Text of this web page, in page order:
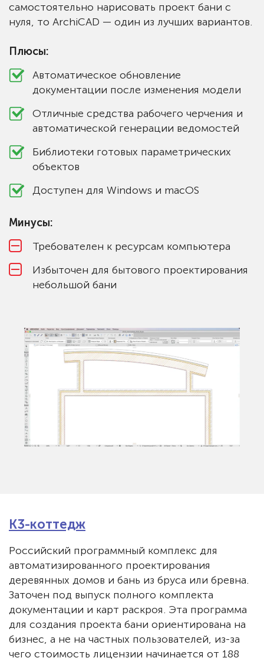
самостоятельно нарисовать проект бани с
нуля, то ArchiCAD — один из лучших вариантов.
Плюсы:
Автоматическое обновление
документации после изменения модели
Отличные средства рабочего черчения и
автоматической генерации ведомостей
Библиотеки готовых параметрических
объектов
Доступен для Windows и macOS
Минусы:
Требователен к ресурсам компьютера
Избыточен для бытового проектирования
небольшой бани
К3-коттедж
Российский программный комплекс для
автоматизированного проектирования
деревянных домов и бань из бруса или бревна.
Заточен под выпуск полного комплекта
документации и карт раскроя. Эта программа
для создания проекта бани ориентирована на
бизнес, а не на частных пользователей, из-за
чего стоимость лицензии начинается от 188